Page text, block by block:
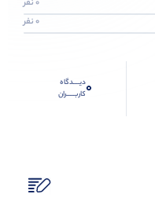
0 نفر
0 نفر
0دیــــدگاه
کاربـــــران